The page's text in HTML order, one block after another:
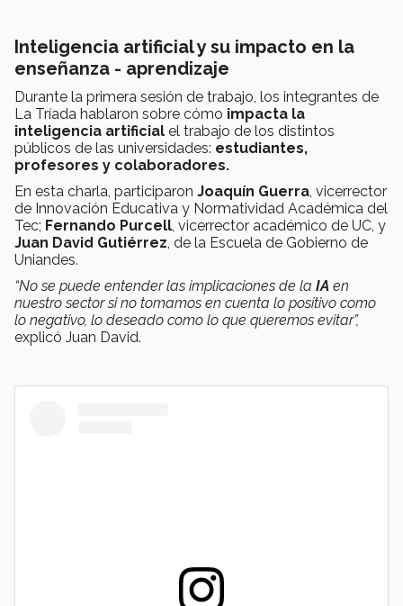
Inteligencia artificial y su impacto en la
enseñanza - aprendizaje
Durante la primera sesión de trabajo, los integrantes de
La Tríada hablaron sobre cómo impacta la
inteligencia artificial el trabajo de los distintos
públicos de las universidades: estudiantes,
profesores y colaboradores.
En esta charla, participaron Joaquín Guerra, vicerrector
de Innovación Educativa y Normatividad Académica del
Tec; Fernando Purcell, vicerrector académico de UC, y
Juan David Gutiérrez, de la Escuela de Gobierno de
Uniandes.
“No se puede entender las implicaciones de la IA en
nuestro sector si no tomamos en cuenta lo positivo como
lo negativo, lo deseado como lo que queremos evitar”,
explicó Juan David.